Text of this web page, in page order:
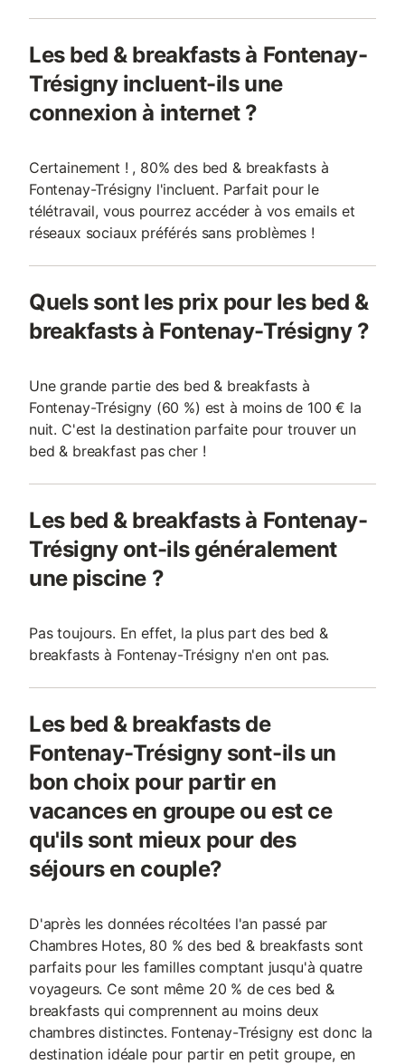
Les bed & breakfasts à Fontenay-
Trésigny incluent-ils une
connexion à internet ?
Certainement ! , 80% des bed & breakfasts à
Fontenay-Trésigny l'incluent. Parfait pour le
télétravail, vous pourrez accéder à vos emails et
réseaux sociaux préférés sans problèmes !
Quels sont les prix pour les bed &
breakfasts à Fontenay-Trésigny ?
Une grande partie des bed & breakfasts à
Fontenay-Trésigny (60 %) est à moins de 100 € la
nuit. C'est la destination parfaite pour trouver un
bed & breakfast pas cher !
Les bed & breakfasts à Fontenay-
Trésigny ont-ils généralement
une piscine ?
Pas toujours. En effet, la plus part des bed &
breakfasts à Fontenay-Trésigny n'en ont pas.
Les bed & breakfasts de
Fontenay-Trésigny sont-ils un
bon choix pour partir en
vacances en groupe ou est ce
qu'ils sont mieux pour des
séjours en couple?
D'après les données récoltées l'an passé par
Chambres Hotes, 80 % des bed & breakfasts sont
parfaits pour les familles comptant jusqu'à quatre
voyageurs. Ce sont même 20 % de ces bed &
breakfasts qui comprennent au moins deux
chambres distinctes. Fontenay-Trésigny est donc la
destination idéale pour partir en petit groupe, en